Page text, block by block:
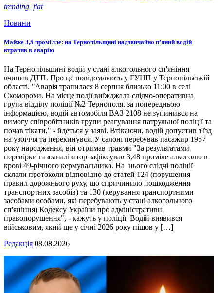
trending_flat
Новини
Майже 3,5 промілле: на Тернопільщині надзвичайно п’яний водій
втрапив в аварію
На Тернопільщині водій у стані алкогольного сп'яніння
вчинив ДТП. Про це повідомляють у ГУНП у Тернопільській
області. "Аварія трапилася 8 серпня близько 11:00 в селі
Скоморохи. На місце події виїжджала слідчо-оперативна
група відділу поліції №2 Тернополя. за попередньою
інформацією, водій автомобіля ВАЗ 2108 не зупинився на
вимогу співробітників групи реагування патрульної поліції та
почав тікати," - йдеться у заяві. Втікаючи, водій допустив з'їзд
на узбіччя та перекинувся. У салоні перебував пасажир 1957
року народження, він отримав травми "За результатами
перевірки газоаналізатор зафіксував 3,48 проміле алкоголю в
крові 49-річного кермувальника. На нього слідчі поліції
склали протоколи відповідно до статей 124 (порушення
правил дорожнього руху, що спричинило пошкодження
транспортних засобів) та 130 (керування транспортними
засобами особами, які перебувають у стані алкогольного
сп'яніння) Кодексу України про адміністративні
правопорушення", - кажуть у поліції. Водій виявився
військовим, який ще у січні 2026 року пішов у […]
Редакція 08.08.2026